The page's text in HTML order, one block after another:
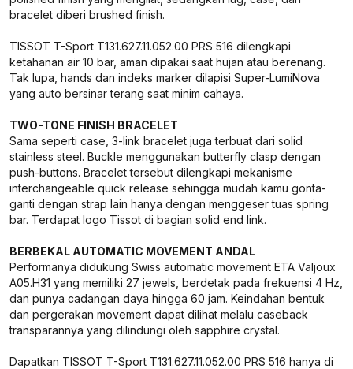
bracelet diberi brushed finish.
TISSOT T-Sport T131.627.11.052.00 PRS 516 dilengkapi
ketahanan air 10 bar, aman dipakai saat hujan atau berenang.
Tak lupa, hands dan indeks marker dilapisi Super-LumiNova
yang auto bersinar terang saat minim cahaya.
TWO-TONE FINISH BRACELET
Sama seperti case, 3-link bracelet juga terbuat dari solid
stainless steel. Buckle menggunakan butterfly clasp dengan
push-buttons. Bracelet tersebut dilengkapi mekanisme
interchangeable quick release sehingga mudah kamu gonta-
ganti dengan strap lain hanya dengan menggeser tuas spring
bar. Terdapat logo Tissot di bagian solid end link.
BERBEKAL AUTOMATIC MOVEMENT ANDAL
Performanya didukung Swiss automatic movement ETA Valjoux
A05.H31 yang memiliki 27 jewels, berdetak pada frekuensi 4 Hz,
dan punya cadangan daya hingga 60 jam. Keindahan bentuk
dan pergerakan movement dapat dilihat melalu caseback
transparannya yang dilindungi oleh sapphire crystal.
Dapatkan TISSOT T-Sport T131.627.11.052.00 PRS 516 hanya di